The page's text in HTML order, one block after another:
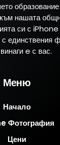
нашата
си с iPhone
единствения
e с вас.
Меню
Начало
Фотография
Цени